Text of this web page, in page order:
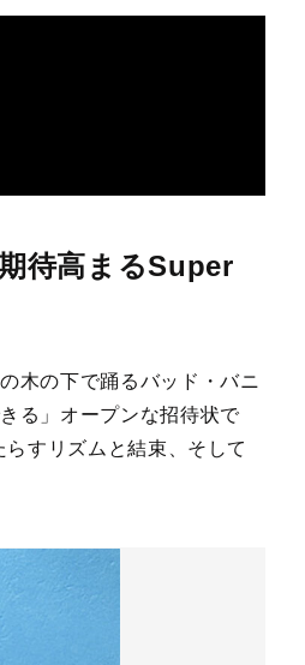
待高まるSuper
木の下で踊るバッド・バニ
る」オープンな招待状で
すリズムと結束、そして